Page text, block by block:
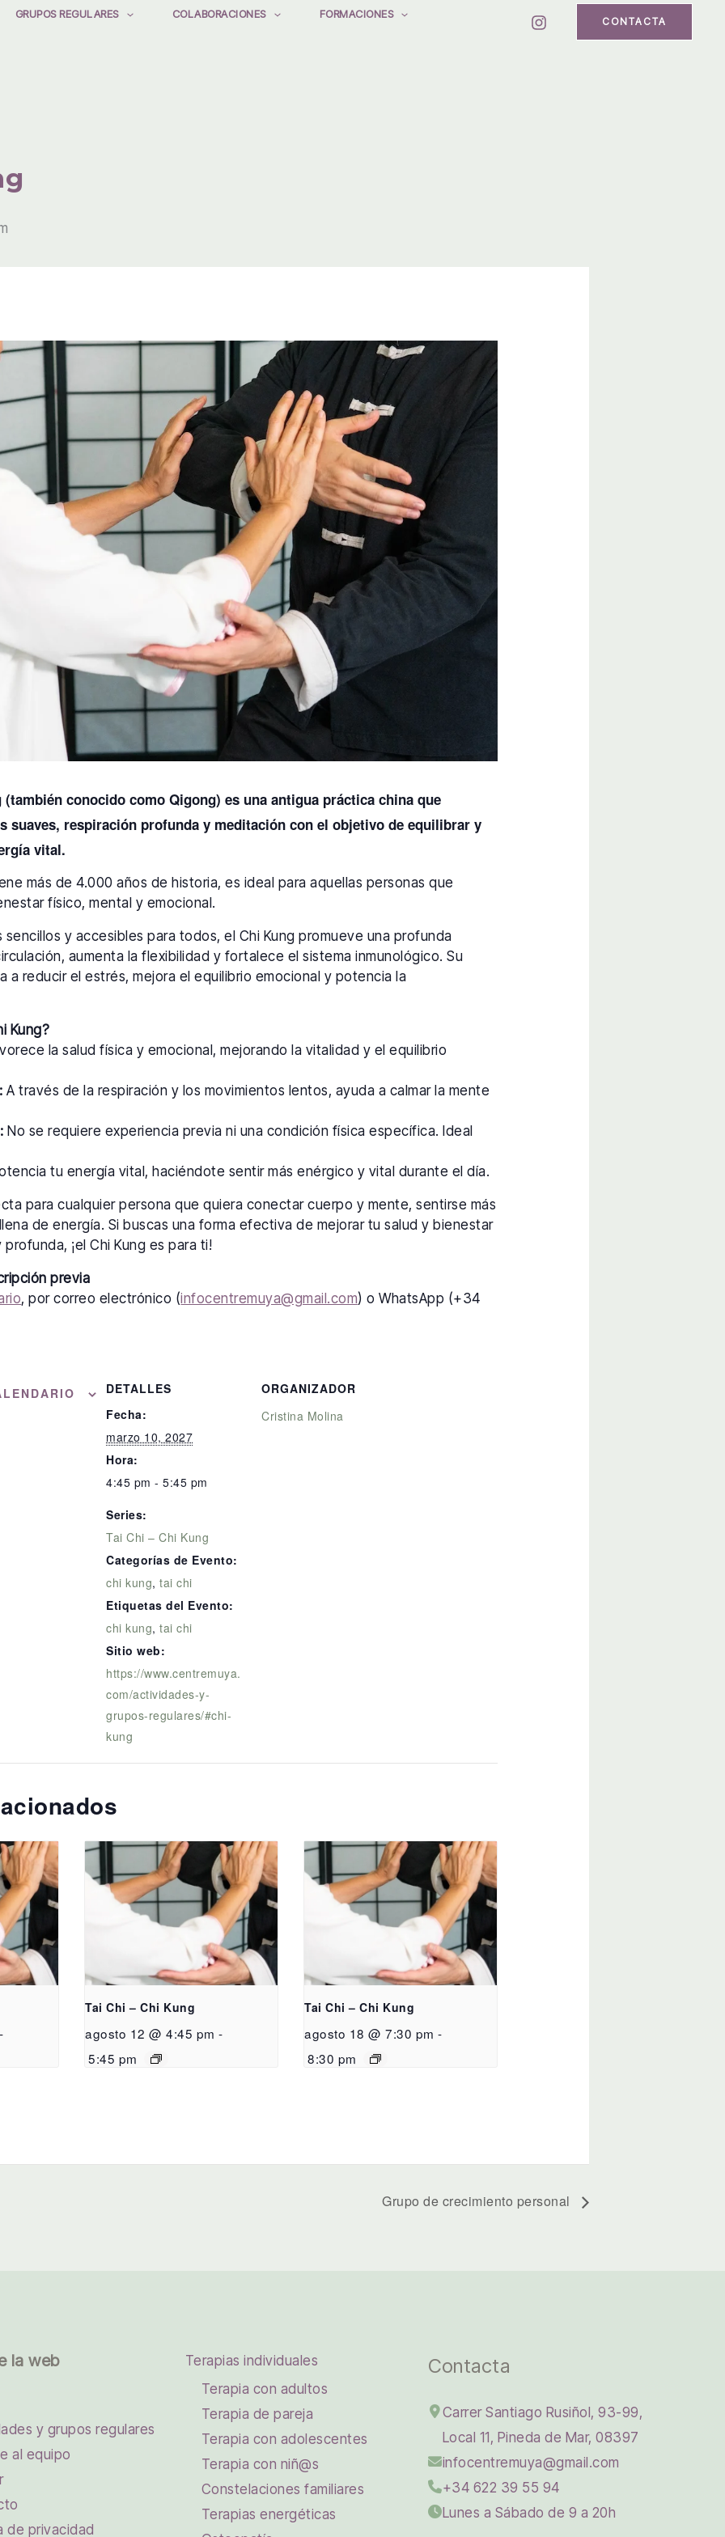
GRUPOS REGULARES COLABORACIONES
FORMACIONES
CONTACTA
(también conocido como Qigong) es una antigua práctica china que
suaves, respiración profunda y meditación con el objetivo de equilibrar y
vital.
más de 4.000 años de historia, es ideal para aquellas personas que
físico, mental y emocional.
y accesibles para todos, el Chi Kung promueve una profunda
aumenta la flexibilidad y fortalece el sistema inmunológico. Su
a reducir el estrés, mejora el equilibrio emocional y potencia la
Kung?
la salud física y emocional, mejorando la vitalidad y el equilibrio
A través de la respiración y los movimientos lentos, ayuda a calmar la mente
No se requiere experiencia previa ni una condición física específica. Ideal
tu energía vital, haciéndote sentir más enérgico y vital durante el día.
para cualquier persona que quiera conectar cuerpo y mente, sentirse más
de energía. Si buscas una forma efectiva de mejorar tu salud y bienestar
¡el Chi Kung es para ti!
previa
, por correo electrónico (infocentremuya@gmail.com) o WhatsApp (+34
DETALLES
Fecha:
marzo 10, 2027
Hora:
4:45 pm - 5:45 pm
Series:
Tai Chi – Chi Kung
Categorías de Evento:
chi kung,tai chi
Etiquetas del Evento:
chi kung,tai chi
Sitio web:
https://www.centremuya.
com/actividades-y-
grupos-regulares/#chi-
kung
ORGANIZADOR
Cristina Molina
-
Tai Chi – Chi Kung
agosto 12 @ 4:45 pm -
5:45 pm
Tai Chi – Chi Kung
agosto 18 @ 7:30 pm -
8:30 pm
Grupo de crecimiento personal
la web
y grupos regulares
al equipo
de privacidad
Terapias individuales
Terapia con adultos
Terapia de pareja
Terapia con adolescentes
Terapia con niñ@s
Constelaciones familiares
Terapias energéticas
Contacta
Carrer Santiago Rusiñol, 93-99,
Local 11, Pineda de Mar, 08397
infocentremuya@gmail.com
+34 622 39 55 94
Lunes a Sábado de 9 a 20h